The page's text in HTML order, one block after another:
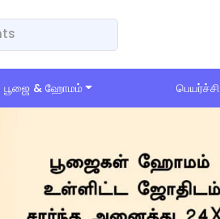
பூஜை & ஹோமம் பெயர்ச்சி